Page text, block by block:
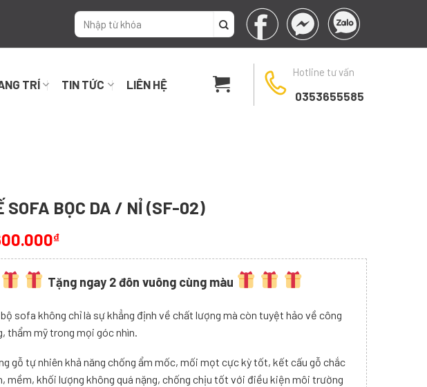
TRÍ TIN TỨC LIÊN HỆ
Hotline tư vấn
0353655585
SOFA BỌC DA / NỈ (SF-02)
₫
Tặng ngay 2 đôn vuông cùng màu
sofa không chỉ là sự khẳng định về chất lượng mà còn tuyệt hảo về công
thẩm mỹ trong mọi góc nhìn.
gỗ tự nhiên khả năng chống ẩm mốc, mối mọt cực kỳ tốt, kết cấu gỗ chắc
mềm, khối lượng không quá nặng, chống chịu tốt với điều kiện môi trường